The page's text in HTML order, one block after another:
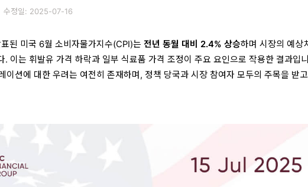
수정일: 2025-07-16
된 미국 6월 소비자물가지수(CPI)는전년 동월 대비 2.4% 상승하며 시장의 예상
. 이는 휘발유 가격 하락과 일부 식료품 가격 조정이 주요 요인으로 작용한 결과입
이션에 대한 우려는 여전히 존재하며, 정책 당국과 시장 참여자 모두의 주목을 받